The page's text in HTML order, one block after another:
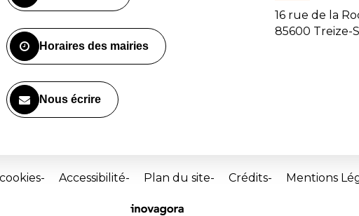
Horaires des mairies
Nous écrire
16 rue de la
85600 Treize-
Accessibilité Plan du site Crédits Mentions
Site